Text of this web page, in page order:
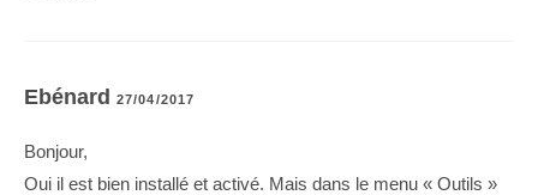
Ebénard 27/04/2017
Bonjour,
Oui il est bien installé et activé. Mais dans le menu « Outils »